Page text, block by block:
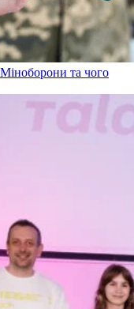
Міноборони та чого